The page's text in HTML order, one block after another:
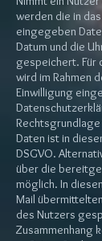
werden die in
eingegeben
Datum und die
gespeichert. Für
wird im Rahmen
Einwilligung
Daten ist in
DSGVO.
über die
möglich. In
Mail
des Nutzers
Zusammenhang